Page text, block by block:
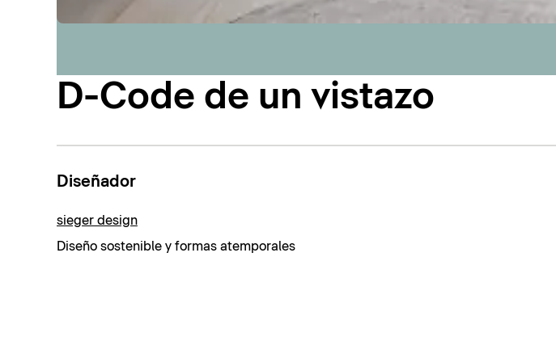
D-Code de un vistazo
Diseñador
sieger design
Diseño sostenible y formas atemporales